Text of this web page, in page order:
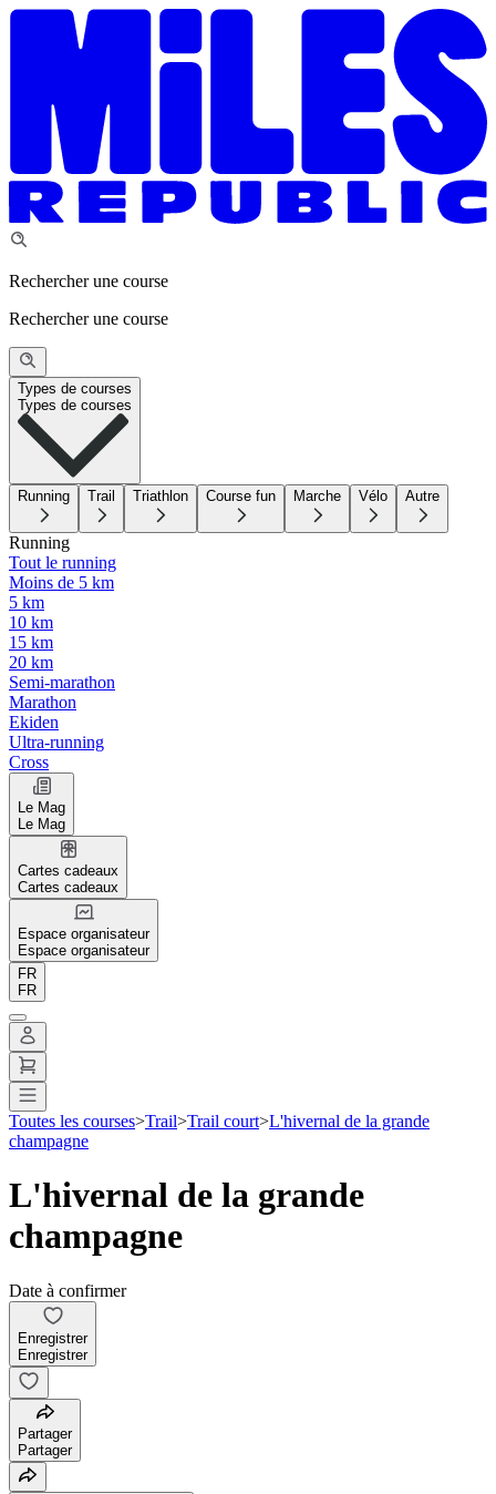
Rechercher une course
Rechercher une course
Types de courses
Types de courses
Running Trail Triathlon Course fun Marche Vélo Autre
Running
Tout le running
Moins de 5 km
5 km
10 km
15 km
20 km
Semi-marathon
Marathon
Ekiden
Ultra-running
Cross
Le Mag
Le Mag
Cartes cadeaux
Cartes cadeaux
Espace organisateur
Espace organisateur
FR
FR
Toutes les courses>Trail>Trail court>L'hivernal de la grande
champagne
L'hivernal de la grande
champagne
Date à confirmer
Enregistrer
Enregistrer
Partager
Partager